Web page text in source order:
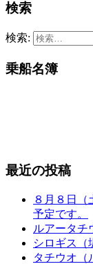
検索
検索:
乗船名簿
最近の投稿
８月８日（
予定です。
ルアータチ
シロギス（
タチウオ（